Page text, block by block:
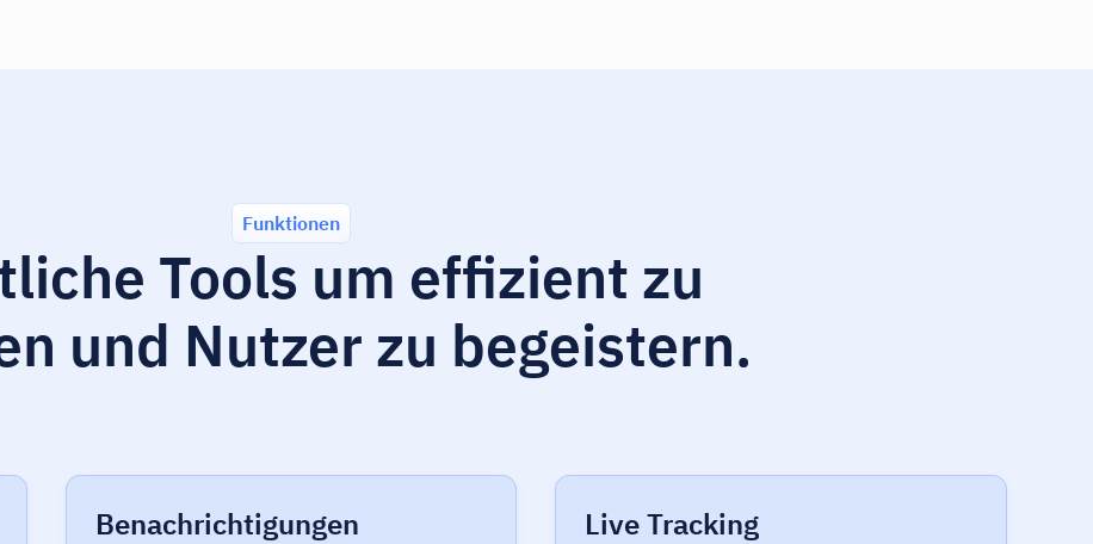
Funktionen
Tools um effizient zu
und Nutzer zu begeistern.
Benachrichtigungen Live Tracking